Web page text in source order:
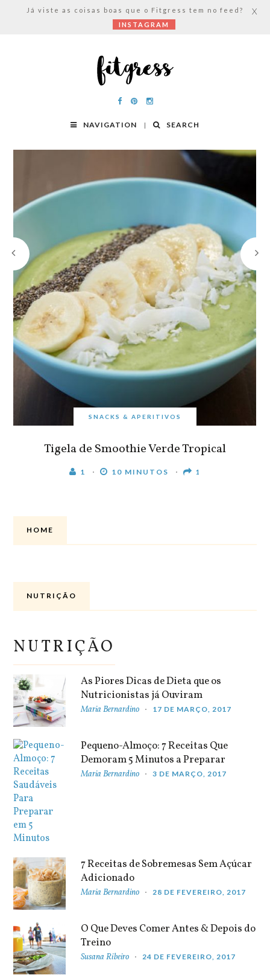
NAVIGATION SEARCH
SNACKS & APERITIVOS
Tigela de Smoothie Verde Tropical
1 10 MINUTOS 1
HOME
NUTRIÇÃO
NUTRIÇÃO
As Piores Dicas de Dieta que os
Nutricionistas já Ouviram
Maria Bernardino 17 DE MARÇO, 2017
Pequeno-Almoço: 7 Receitas Que
Demoram 5 Minutos a Preparar
Maria Bernardino 3 DE MARÇO, 2017
7 Receitas de Sobremesas Sem Açúcar
Adicionado
Maria Bernardino 28 DE FEVEREIRO, 2017
O Que Deves Comer Antes & Depois do
Treino
Susana Ribeiro 24 DE FEVEREIRO, 2017
Já viste as coisas boas que o Fitgress tem no feed?
INSTAGRAM
X